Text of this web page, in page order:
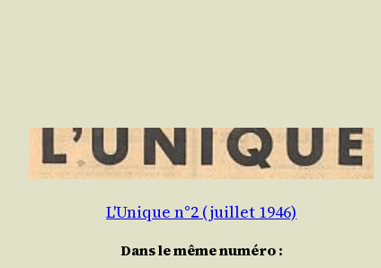
L'Unique n°2 (juillet 1946)
Dans le même numéro :